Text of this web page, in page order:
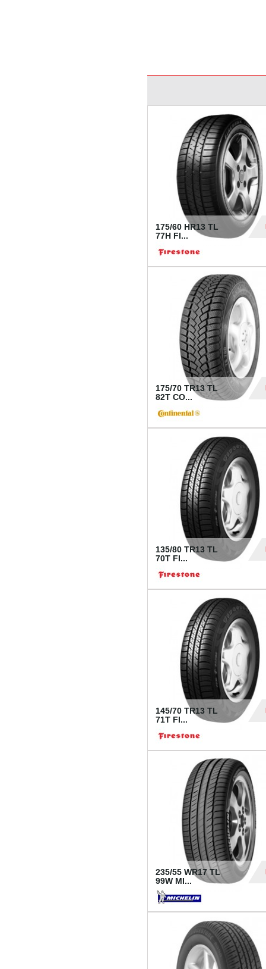
175/60 HR13 TL
77H FI...
175/70 TR13 TL
82T CO...
135/80 TR13 TL
70T FI...
145/70 TR13 TL
71T FI...
235/55 WR17 TL
99W MI...